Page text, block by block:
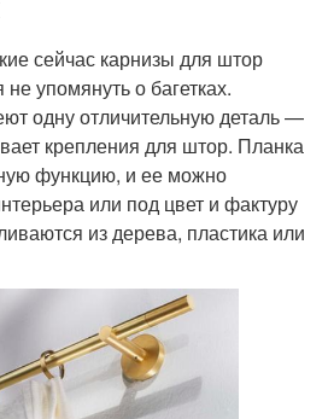
сейчас карнизы для штор
упомянуть о багетках.
одну отличительную деталь —
крепления для штор. Планка
функцию, и ее можно
или под цвет и фактуру
из дерева, пластика или